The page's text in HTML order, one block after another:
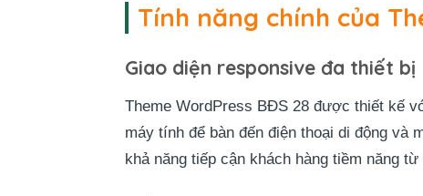
Tính năng chính của
Giao diện responsive đa thiết bị
Theme WordPress BĐS 28 được thiết kế
máy tính để bàn đến điện thoại di động và
khả năng tiếp cận khách hàng tiềm năng